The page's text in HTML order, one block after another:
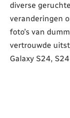
diverse
veranderingen
foto’s van
vertrouwde
Galaxy S24,